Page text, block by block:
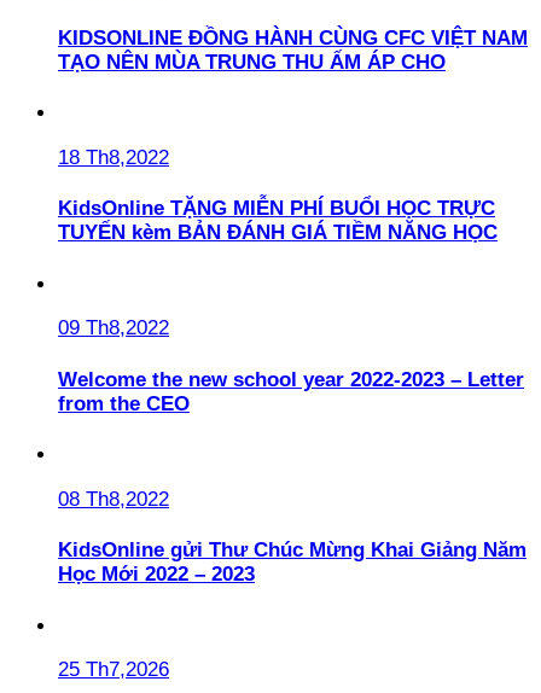
KIDSONLINE ĐỒNG HÀNH CÙNG CFC VIỆT NAM
TẠO NÊN MÙA TRUNG THU ẤM ÁP CHO
18 Th8,2022
KidsOnline TẶNG MIỄN PHÍ BUỔI HỌC TRỰC
TUYẾN kèm BẢN ĐÁNH GIÁ TIỀM NĂNG HỌC
09 Th8,2022
Welcome the new school year 2022-2023 – Letter
from the CEO
08 Th8,2022
KidsOnline gửi Thư Chúc Mừng Khai Giảng Năm
Học Mới 2022 – 2023
25 Th7,2026